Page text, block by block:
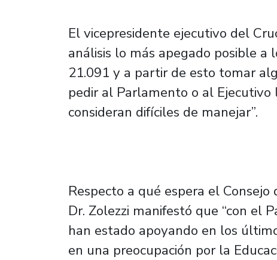
El vicepresidente ejecutivo del
análisis lo más apegado posible a
21.091 y a partir de esto tomar
pedir al Parlamento o al Ejecutivo
consideran difíciles de manejar”.
Respecto a qué espera el
Dr. Zolezzi manifestó que “con el
han estado apoyando en los
en una preocupación por la